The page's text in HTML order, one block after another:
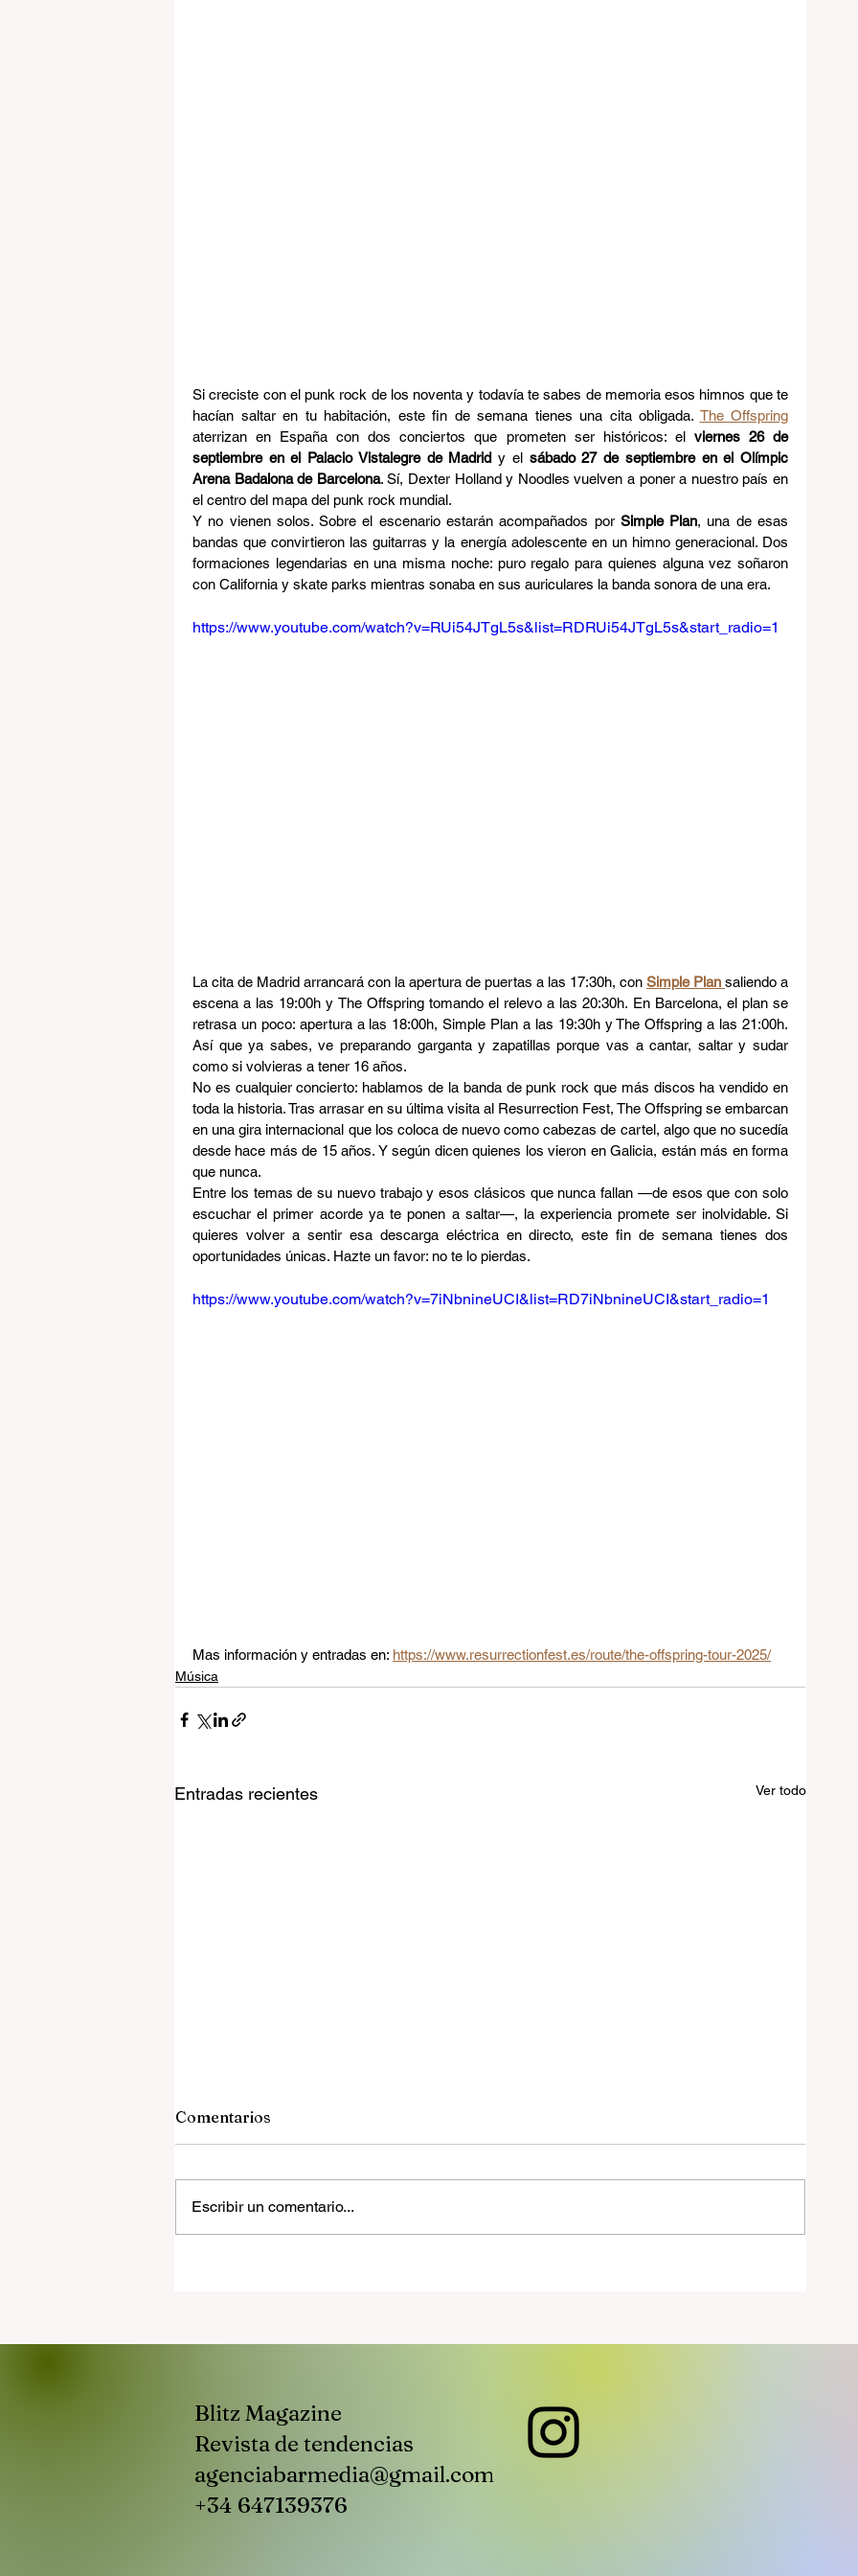
Si creciste con el punk rock de los noventa y todavía te sabes de memoria esos himnos que te
hacían saltar en tu habitación, este fin de semana tienes una cita obligada. The Offspring
aterrizan en España con dos conciertos que prometen ser históricos: el viernes 26 de
septiembre en el Palacio Vistalegre de Madrid y el sábado 27 de septiembre en el Olímpic
Arena Badalona de Barcelona. Sí, Dexter Holland y Noodles vuelven a poner a nuestro país en
el centro del mapa del punk rock mundial.
Y no vienen solos. Sobre el escenario estarán acompañados por Simple Plan, una de esas
bandas que convirtieron las guitarras y la energía adolescente en un himno generacional. Dos
formaciones legendarias en una misma noche: puro regalo para quienes alguna vez soñaron
con California y skate parks mientras sonaba en sus auriculares la banda sonora de una era.
https://www.youtube.com/watch?v=RUi54JTgL5s&list=RDRUi54JTgL5s&start_radio=1
La cita de Madrid arrancará con la apertura de puertas a las 17:30h, con Simple Plan saliendo a
escena a las 19:00h y The Offspring tomando el relevo a las 20:30h. En Barcelona, el plan se
retrasa un poco: apertura a las 18:00h, Simple Plan a las 19:30h y The Offspring a las 21:00h.
Así que ya sabes, ve preparando garganta y zapatillas porque vas a cantar, saltar y sudar
como si volvieras a tener 16 años.
No es cualquier concierto: hablamos de la banda de punk rock que más discos ha vendido en
toda la historia. Tras arrasar en su última visita al Resurrection Fest, The Offspring se embarcan
en una gira internacional que los coloca de nuevo como cabezas de cartel, algo que no sucedía
desde hace más de 15 años. Y según dicen quienes los vieron en Galicia, están más en forma
que nunca.
Entre los temas de su nuevo trabajo y esos clásicos que nunca fallan —de esos que con solo
escuchar el primer acorde ya te ponen a saltar—, la experiencia promete ser inolvidable. Si
quieres volver a sentir esa descarga eléctrica en directo, este fin de semana tienes dos
oportunidades únicas. Hazte un favor: no te lo pierdas.
https://www.youtube.com/watch?v=7iNbnineUCI&list=RD7iNbnineUCI&start_radio=1
Mas información y entradas en: https://www.resurrectionfest.es/route/the-offspring-tour-2025/
Música
Entradas recientes Ver todo
Comentarios
Escribir un comentario...
Blitz Magazine
Revista de tendencias
agenciabarmedia@gmail.com
+34 647139376